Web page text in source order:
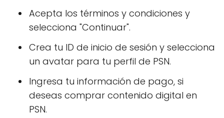
Acepta los términos y condiciones y
selecciona "Continuar".
Crea tu ID de inicio de sesión y selecciona
un avatar para tu perfil de PSN.
Ingresa tu información de pago, si
deseas comprar contenido digital en
PSN.